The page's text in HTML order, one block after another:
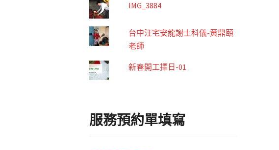
IMG_3884
台中汪宅安龍謝土科儀-黃鼎頤
老師
新春開工擇日-01
服務預約單填寫